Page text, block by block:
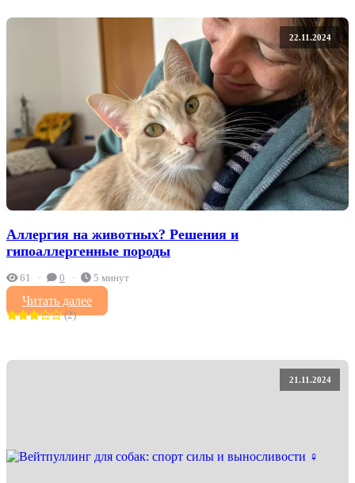
22.11.2024
Аллергия на животных? Решения и
гипоаллергенные породы
61 0 5 минут
Читать далее
(2)
21.11.2024